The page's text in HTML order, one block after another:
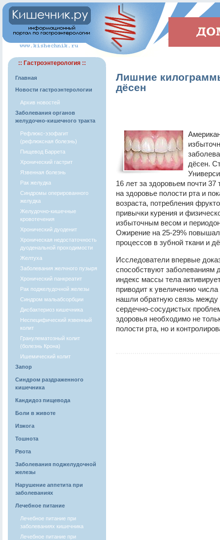
:: Гастроэнтерология ::
Главная
Новости гастроэнтерологии
Архив новостей
Заболевания органов
желудочно-кишечного тракта
Рефлюкс-эзофагит
(рефлюксная болезнь)
Пищевод Баррета
Хронический гастрит
Язвенная болезнь
Рак желудка
Синдромы оперированного
желудка
Желудочно-кишечные
кровотечения
Хронический дуоденит
Хроническая недостаточность
дуоденальной проходимости
Желтуха
Заболевания желчного пузыря
Хронический панкреатит
Рак поджелудочной железы
Синдром мальабсорбции
Дисбактериоз кишечника
Неспецифический язвенный
колит
Гранулематозный колит
(болезнь Крона)
Ишемический колит
Запор
Синдром раздраженного
кишечника
Кандидоз пищевода
Боли в животе
Изжога
Тошнота
Рвота
Заболевания поджелудочной
железы
Нарушение аппетита при
заболеваниях
Лечебное питание
Лечебное питание при
заболеваниях кишечника
Лечебное питание при
Лишние
дёсен
дёсен.
16 лет за здоровьем почти
на здоровье полости рта и
возраста, потребления
привычки курения и
избыточным весом и
Ожирение на 25-29%
процессов в зубной ткани и
Исследователи впервые
способствуют заболеваниям
индекс массы тела
приводит к увеличению
нашли обратную связь между
сердечно-сосудистых
здоровья необходимо не
полости рта, но и